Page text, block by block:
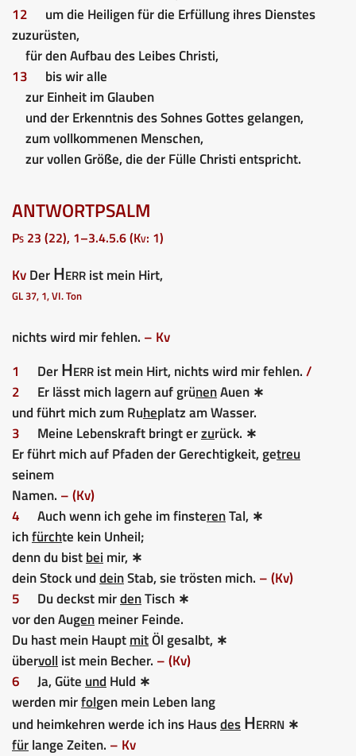
12
um die Heiligen für die Erfüllung ihres Dienstes
zuzurüsten,
für den Aufbau des Leibes Christi,
13
bis wir alle
zur Einheit im Glauben
und der Erkenntnis des Sohnes Gottes gelangen,
zum vollkommenen Menschen,
zur vollen Größe, die der Fülle Christi entspricht.
ANTWORTPSALM
Ps 23 (22), 1–3.4.5.6 (Kv: 1)
KvDerHerrist mein Hirt,
GL 37, 1, VI. Ton
nichts wird mir fehlen. – Kv
1
DerHerrist mein Hirt, nichts wird mir fehlen./
2
Er lässt mich lagern auf grünenAuen ∗
und führt mich zum Ruheplatz am Wasser.
3
Meine Lebenskraft bringt erzurück. ∗
Er führt mich auf Pfaden der Gerechtigkeit, getreu
seinem
Namen. – (Kv)
4
Auch wenn ich gehe im finsterenTal, ∗
ichfürchte kein Unheil;
denn du bistbei mir, ∗
dein Stock unddeinStab, sie trösten mich. – (Kv)
5
Du deckst mirdenTisch ∗
vor den Augenmeiner Feinde.
Du hast mein HauptmitÖl gesalbt, ∗
übervoll ist mein Becher. – (Kv)
6
Ja, Güte und Huld ∗
werden mirfolgen mein Leben lang
und heimkehren werde ich ins HausdesHerrn ∗
fürlange Zeiten. – Kv